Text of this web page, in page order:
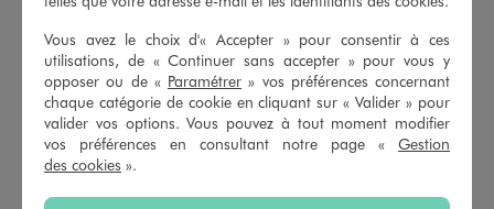
Body manches longues ouverture devant en coton bébé (lot de 3)
12,99 €
5/5 de moyenne
(102 avis)
AJOUTER
Body à manches courtes avec message pailleté bébé fille (lot de 3)
9,99 €
5/5 de moyenne
(127 avis)
Vous avez le choix d'« Accepter » pour consentir à ces
utilisations, de « Continuer sans accepter » pour vous y
opposer ou de « Paramétrer » vos préférences concernant
chaque catégorie de cookie en cliquant sur « Valider » pour
valider vos options. Vous pouvez à tout moment modifier
vos préférences en consultant notre page « Gestion
des cookies ».